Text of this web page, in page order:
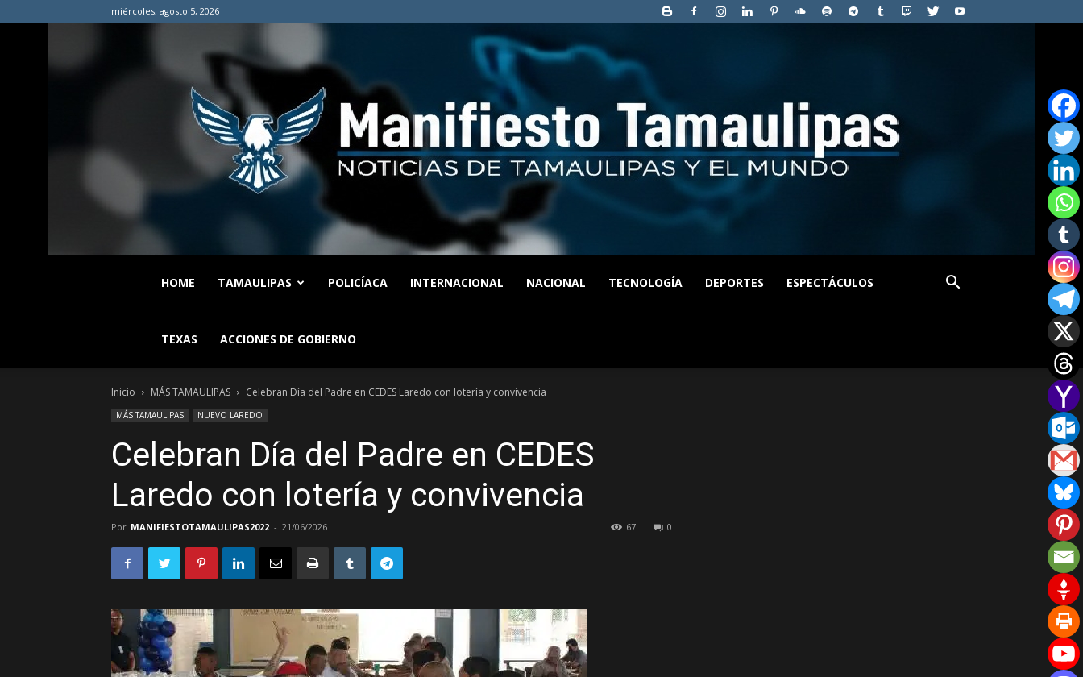
miércoles, agosto 5, 2026
HOME TAMAULIPAS POLICÍACA INTERNACIONAL NACIONAL TECNOLOGÍA DEPORTES ESPECTÁCULOS
TEXAS ACCIONES DE GOBIERNO
Inicio MÁS TAMAULIPAS Celebran Día del Padre en CEDES Laredo con lotería y convivencia
MÁS TAMAULIPAS NUEVO LAREDO
Celebran Día del Padre en CEDES
Laredo con lotería y convivencia
Por MANIFIESTOTAMAULIPAS2022 - 21/06/2026 0
67